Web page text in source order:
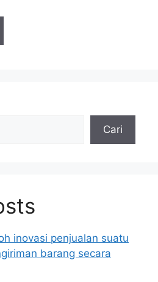
Cari
inovasi penjualan suatu
barang secara